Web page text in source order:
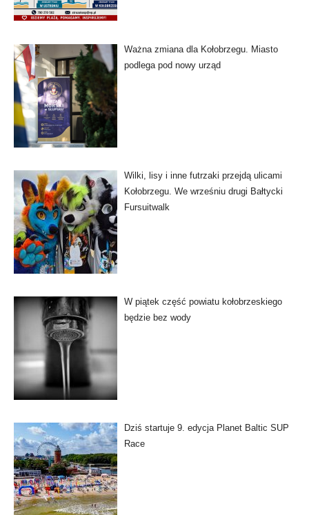
Ważna zmiana dla Kołobrzegu. Miasto
podlega pod nowy urząd
Wilki, lisy i inne futrzaki przejdą ulicami
Kołobrzegu. We wrześniu drugi Bałtycki
Fursuitwalk
W piątek część powiatu kołobrzeskiego
będzie bez wody
Dziś startuje 9. edycja Planet Baltic SUP
Race